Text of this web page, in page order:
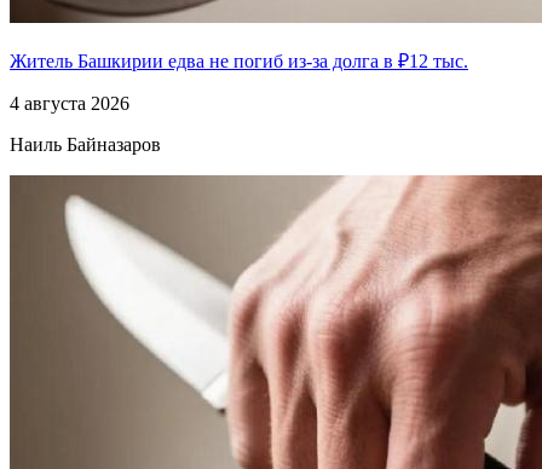
Житель Башкирии едва не погиб из-за долга в ₽12 тыс.
4 августа 2026
Наиль Байназаров